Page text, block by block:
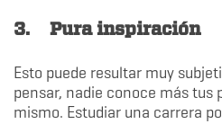
3. Pura inspiración
Esto puede resultar muy
pensar, nadie conoce más tus
mismo. Estudiar una carrera